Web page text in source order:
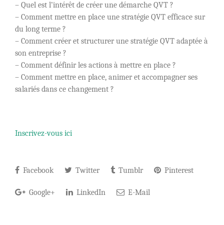
– Quel est l’intérêt de créer une démarche QVT ?
– Comment mettre en place une stratégie QVT efficace sur
du long terme ?
– Comment créer et structurer une stratégie QVT adaptée à
son entreprise ?
– Comment définir les actions à mettre en place ?
– Comment mettre en place, animer et accompagner ses
salariés dans ce changement ?
Inscrivez-vous ici
Facebook Twitter Tumblr Pinterest
Google+ LinkedIn E-Mail